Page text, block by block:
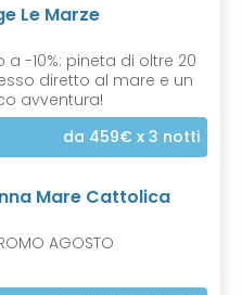
Le Marze
a -10%: pineta di oltre 20
diretto al mare e un
avventura!
da 459€ x 3 notti
Mare Cattolica
AGOSTO